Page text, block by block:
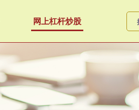
网上杠杆炒股